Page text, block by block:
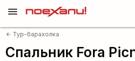
menu
arrow_back Тур-барахолка
Спальник Fora